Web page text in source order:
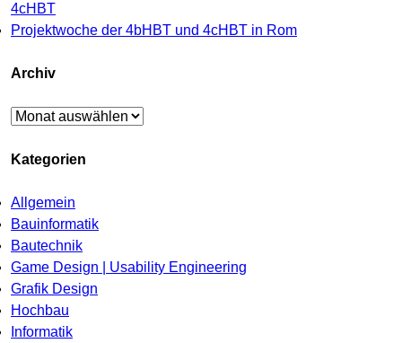
4cHBT
Projektwoche der 4bHBT und 4cHBT in Rom
Archiv
Archiv
Kategorien
Allgemein
Bauinformatik
Bautechnik
Game Design | Usability Engineering
Grafik Design
Hochbau
Informatik